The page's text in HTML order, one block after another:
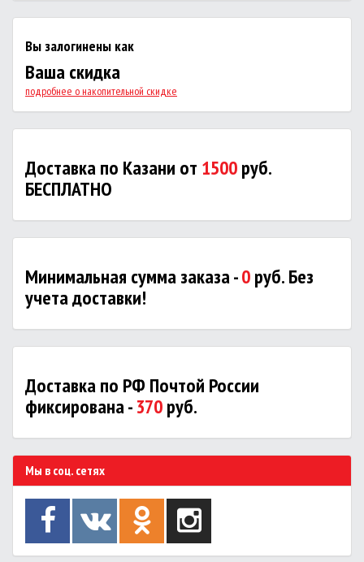
Вы залогинены как
Ваша скидка
подробнее о накопительной скидке
Доставка по Казани от 1500руб.
БЕСПЛАТНО
Минимальная сумма заказа -0руб. Без
учета доставки!
Доставка по РФ Почтой России
фиксирована -370руб.
Мы в соц. сетях